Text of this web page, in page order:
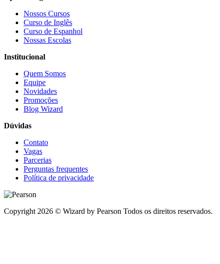
Nossos Cursos
Curso de Inglês
Curso de Espanhol
Nossas Escolas
Institucional
Quem Somos
Equipe
Novidades
Promoções
Blog Wizard
Dúvidas
Contato
Vagas
Parcerias
Perguntas frequentes
Política de privacidade
Copyright 2026 © Wizard by Pearson Todos os direitos reservados.